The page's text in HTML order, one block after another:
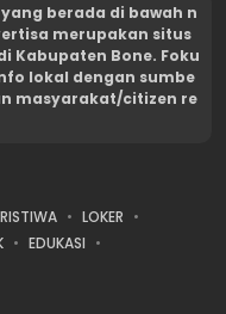
berada di bawah n
merupakan situs
Kabupaten Bone. Foku
lokal dengan sumbe
masyarakat/citizen re
LOKER
EDUKASI